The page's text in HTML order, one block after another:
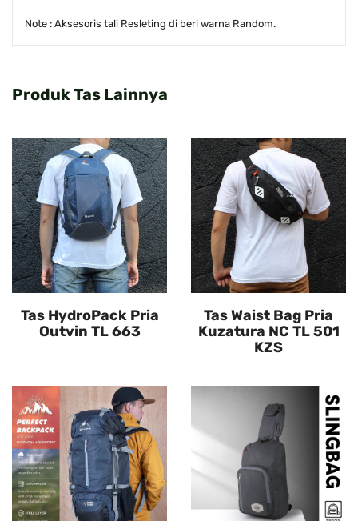
Note : Aksesoris tali Resleting di beri warna Random.
Produk Tas Lainnya
Tas HydroPack Pria
Outvin TL 663
Tas Waist Bag Pria
Kuzatura NC TL 501
KZS